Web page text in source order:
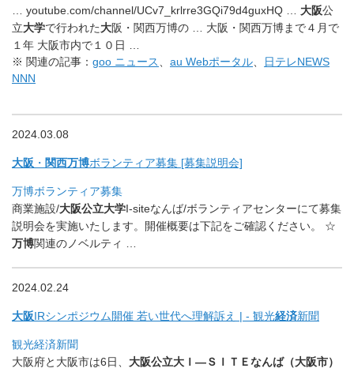
… youtube.com/channel/UCv7_ krlrre3GQi79d4guxHQ … 大阪公
立大学で行われた大阪・関西万博の … 大阪・関西万博まで４月で
１年 大阪市内で１０日 …
※ 関連の記事： goo ニュース au Webポータル
日テレNEWS
NNN
2024.03.08
大阪 ・ 関西万博ボランティア募集 [募集説明会]
万博ボランティア募集
商業施設/大阪公立大学I-siteなんば/ボランティアセンターにて募集
説明会を実施いたします。 開催概要は下記をご確認ください。 ☆
万博関連のノベルティ …
2024.02.24
大阪IRシンポジウム開催 若い世代へ理解訴え | - 観光経済新聞
観光経済新聞
大阪府と大阪市は6日、 大阪公立大Ｉ―ＳＩＴＥなんば（大阪市）